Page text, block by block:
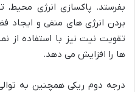
بفرستد. پاکسازی انرژی
بردن انرژی های منفی و ایجاد
تقویت نیت نیز با استفاده از
ها را افزایش می دهد.
درجه دوم ریکی همچنین به